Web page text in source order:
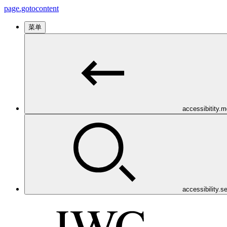
page.gotocontent
菜单